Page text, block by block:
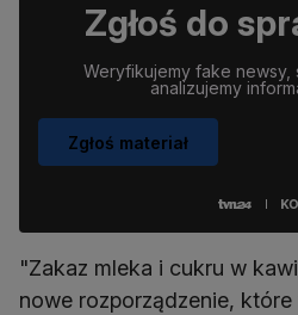
Zgłoś do
Weryfikujemy fake newsy,
analizujemy
Zgłoś materiał
"Zakaz mleka i cukru w
nowe rozporządzenie, które